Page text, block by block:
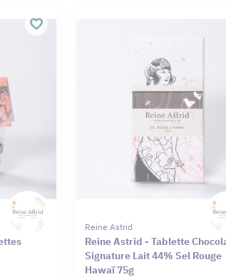
Reine Astrid
Reine Astrid - Tablette
Signature Lait 44% Sel Rouge
Hawaï 75g